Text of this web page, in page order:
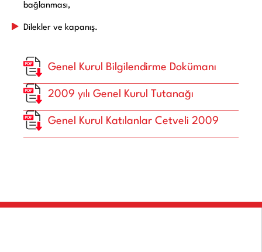
bağlanması,
Dilekler ve kapanış.
Genel Kurul Bilgilendirme Dokümanı
2009 yılı Genel Kurul Tutanağı
Genel Kurul Katılanlar Cetveli 2009